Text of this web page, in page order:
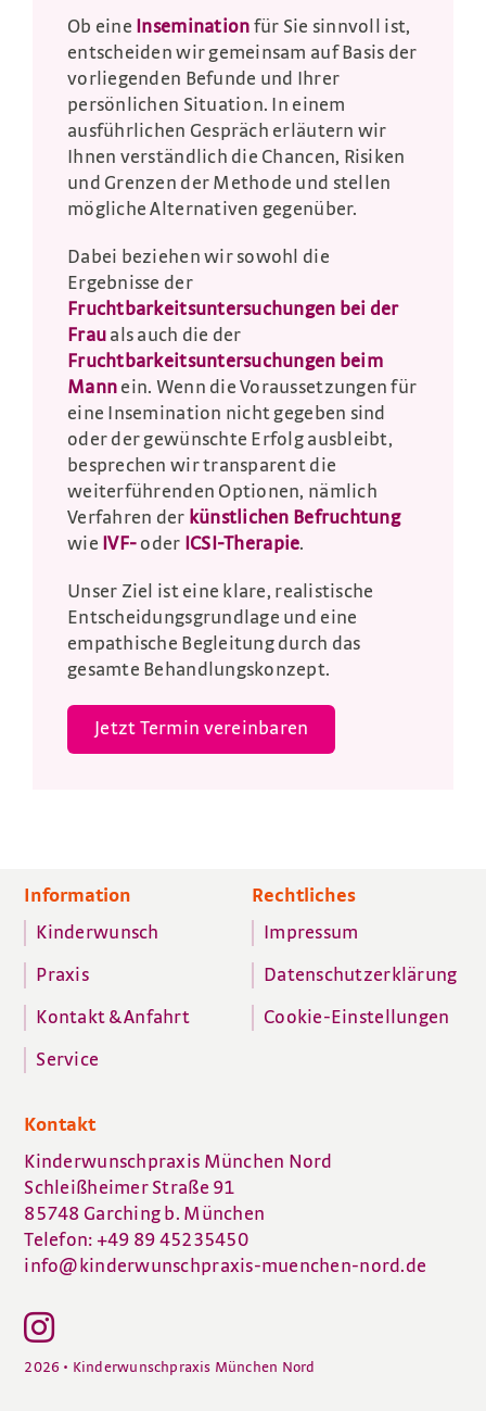
Ob eine Insemination für Sie sinnvoll ist,
entscheiden wir gemeinsam auf Basis der
vorliegenden Befunde und Ihrer
persönlichen Situation. In einem
ausführlichen Gespräch erläutern wir
Ihnen verständlich die Chancen, Risiken
und Grenzen der Methode und stellen
mögliche Alternativen gegenüber.
Dabei beziehen wir sowohl die
Ergebnisse der
Fruchtbarkeitsuntersuchungen bei der
Frau als auch die der
Fruchtbarkeitsuntersuchungen beim
Mann ein. Wenn die Voraussetzungen für
eine Insemination nicht gegeben sind
oder der gewünschte Erfolg ausbleibt,
besprechen wir transparent die
weiterführenden Optionen, nämlich
Verfahren der künstlichen Befruchtung
wie IVF- oder ICSI-Therapie.
Unser Ziel ist eine klare, realistische
Entscheidungsgrundlage und eine
empathische Begleitung durch das
gesamte Behandlungskonzept.
Jetzt Termin vereinbaren
Information
Kinderwunsch
Praxis
Kontakt & Anfahrt
Service
Rechtliches
Impressum
Datenschutzerklärung
Cookie-Einstellungen
Kontakt
Kinderwunschpraxis München Nord
Schleißheimer Straße 91
85748 Garching b. München
Telefon: +49 89 45235450
info@kinderwunschpraxis-muenchen-nord.de
2026 • Kinderwunschpraxis München Nord